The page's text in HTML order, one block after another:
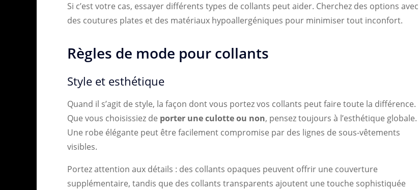
Si c’est votre cas, essayer différents types de collants peut aider. Cherchez des options avec
des coutures plates et des matériaux hypoallergéniques pour minimiser tout inconfort.
Règles de mode pour collants
Style et esthétique
Quand il s’agit de style, la façon dont vous portez vos collants peut faire toute la différence.
Que vous choisissiez de porter une culotte ou non, pensez toujours à l’esthétique globale.
Une robe élégante peut être facilement compromise par des lignes de sous-vêtements
visibles.
Portez attention aux détails : des collants opaques peuvent offrir une couverture
supplémentaire, tandis que des collants transparents ajoutent une touche sophistiquée